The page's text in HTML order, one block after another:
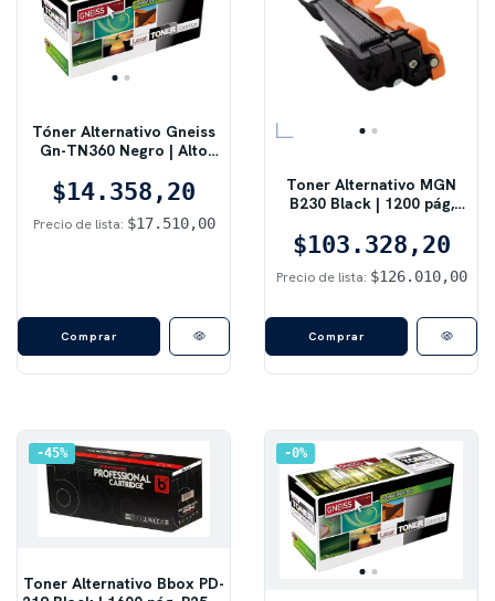
Tóner Alternativo Gneiss
Gn-TN360 Negro | Alto
Profesional | Compatible
con Brother TN-360
$14.358,20
Precio de lista: $17.510,00
Toner Alternativo MGN
B230 Black | 1200 pág,
$103.328,20
Precio de lista: $126.010,00
45%
Toner Alternativo Bbox PD-
0%